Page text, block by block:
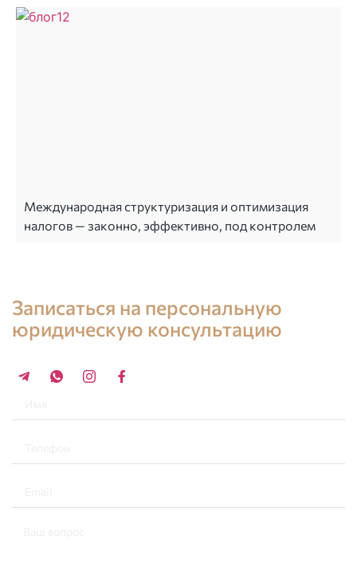
Международная структуризация и оптимизация
налогов — законно, эффективно, под контролем
Записаться на персональную
юридическую консультацию